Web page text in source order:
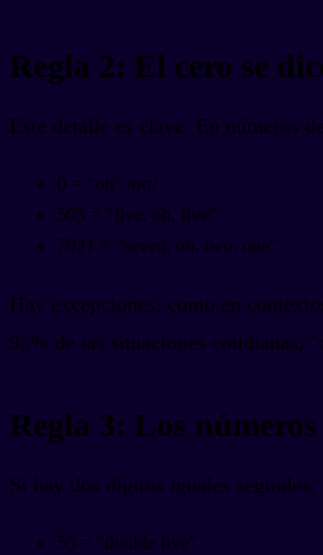
Regla 2: El cero se
Este detalle es clave. En números
0 = "oh" /oʊ/
505 = "five, oh, five"
7021 = "seven, oh, two, one"
Hay excepciones, como en
95% de las situaciones cotidianas,
Regla 3: Los
Si hay dos dígitos iguales
55 = "double five"